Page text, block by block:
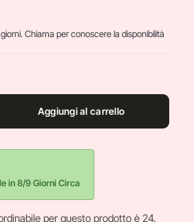
Chiama per conoscere la disponibilità
Aggiungi al carrello
in 8/9 Giorni Circa
per questo prodotto è 24.